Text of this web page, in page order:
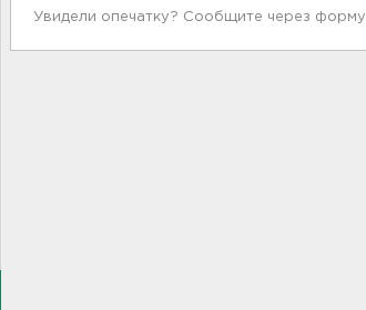
Увидели опечатку? Сообщите через форму